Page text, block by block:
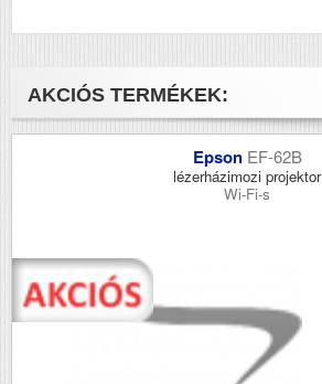
AKCIÓS TERMÉKEK:
Epson EF-62B
lézerházimozi projektor
Wi-Fi-s